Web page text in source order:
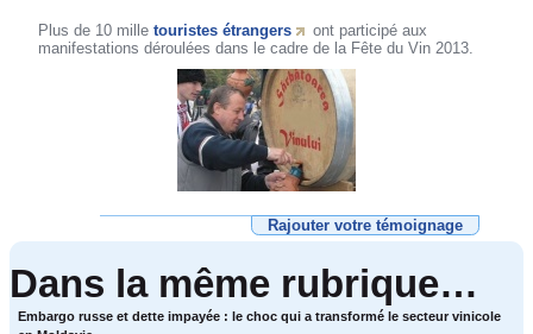
Plus de 10 milletouristes étrangers
ont participé aux
manifestations déroulées dans le cadre de la Fête du Vin 2013.
Rajouter votre témoignage
Dans la même rubrique…
Embargo russe et dette impayée : le choc qui a transformé le secteur vinicole